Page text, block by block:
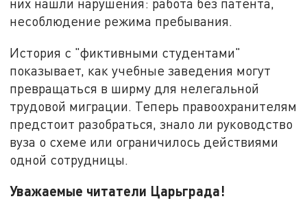
несоблюдение режима пребывания.
История с "фиктивными студентами"
показывает, как учебные заведения могут
превращаться в ширму для нелегальной
трудовой миграции. Теперь правоохранителям
предстоит разобраться, знало ли руководство
вуза о схеме или ограничилось действиями
одной сотрудницы.
Уважаемые читатели Царьграда!